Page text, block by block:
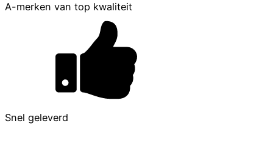
A-merken van top kwaliteit
Snel geleverd